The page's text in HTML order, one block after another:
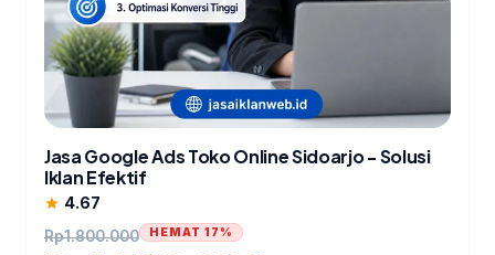
Jasa Google Ads Toko Online Sidoarjo - Solusi
Iklan Efektif
star 4.67
Rp1.800.000 HEMAT 17%